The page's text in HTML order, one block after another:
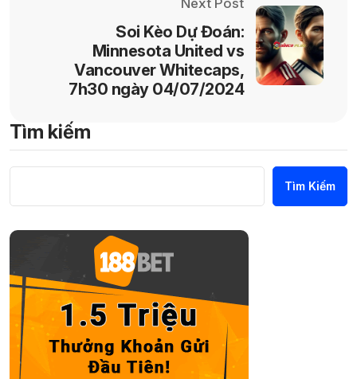
Soi Kèo Dự Đoán:
Minnesota United vs
Vancouver Whitecaps,
7h30 ngày 04/07/2024
Tìm kiếm
Tìm Kiếm